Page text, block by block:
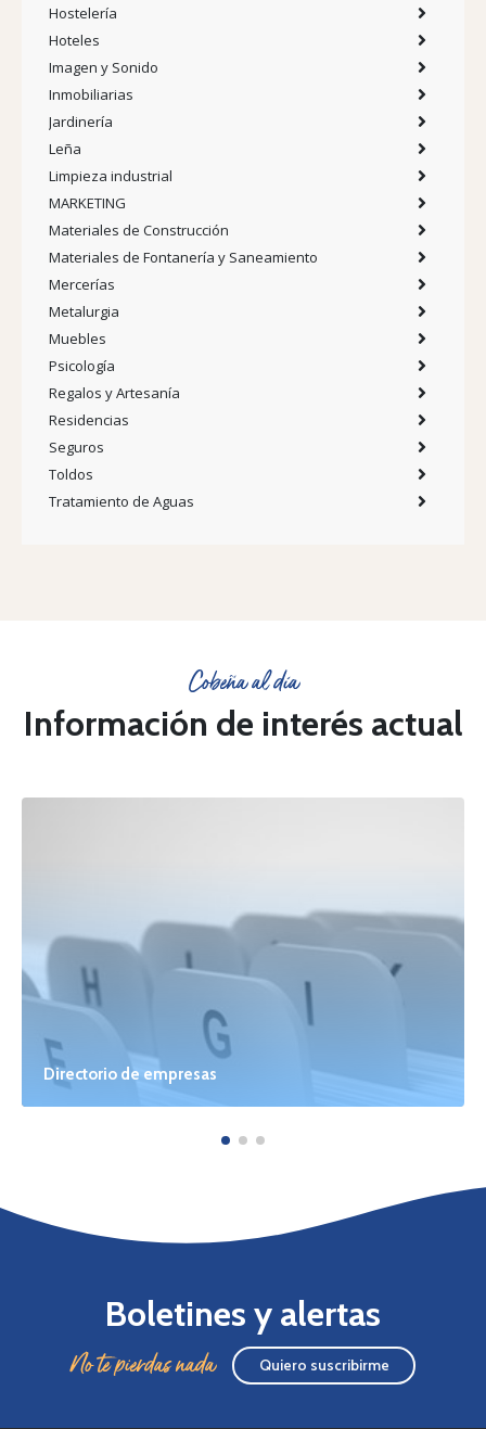
Hostelería
Hoteles
Imagen y Sonido
Inmobiliarias
Jardinería
Leña
Limpieza industrial
MARKETING
Materiales de Construcción
Materiales de Fontanería y Saneamiento
Mercerías
Metalurgia
Muebles
Psicología
Regalos y Artesanía
Residencias
Seguros
Toldos
Tratamiento de Aguas
Cobeña al día
Información de interés actual
Directorio de empresas
Boletines y alertas
No te pierdas nada Quiero suscribirme